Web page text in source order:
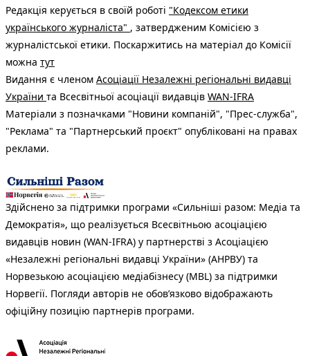
Редакція керується в своїй роботі "Кодексом етики
українського журналіста" , затвердженим Комісією з
журналістської етики. Поскаржитись на матеріал до Комісії
можна тут
Видання є членом Асоціації Незалежні регіональні видавці
України та Всесвітньої асоціації видавців WAN-IFRA
Матеріали з позначками "Новини компаній", "Прес-служба",
"Реклама" та "Партнерський проєкт" опубліковані на правах
реклами.
Здійснено за підтримки програми «Сильніші разом: Медіа та
Демократія», що реалізується Всесвітньою асоціацією
видавців новин (WAN-IFRA) у партнерстві з Асоціацією
«Незалежні регіональні видавці України» (АНРВУ) та
Норвезькою асоціацією медіабізнесу (MBL) за підтримки
Норвегії. Погляди авторів не обов’язково відображають
офіційну позицію партнерів програми.